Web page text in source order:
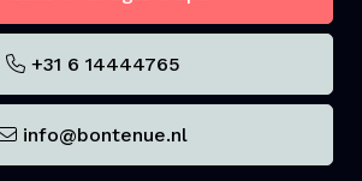
+31 6 14444765
info@bontenue.nl